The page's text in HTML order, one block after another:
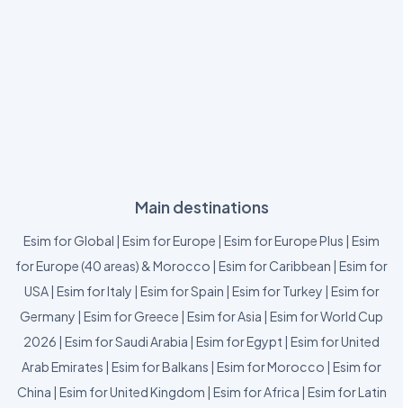
Main destinations
Esim for Global | Esim for Europe | Esim for Europe Plus | Esim
for Europe (40 areas) & Morocco | Esim for Caribbean | Esim for
USA| Esim for Italy | Esim for Spain | Esim for Turkey | Esim for
Germany | Esim for Greece | Esim for Asia | Esim for World Cup
2026 | Esim for Saudi Arabia | Esim for Egypt | Esim for United
Arab Emirates | Esim for Balkans | Esim for Morocco | Esim for
China | Esim for United Kingdom | Esim for Africa | Esim for Latin